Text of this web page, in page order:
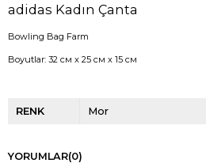
adidas Kadın Çanta
Bowling Bag Farm
Boyutlar: 32 см х 25 см х 15 см
RENK Mor
YORUMLAR(0)